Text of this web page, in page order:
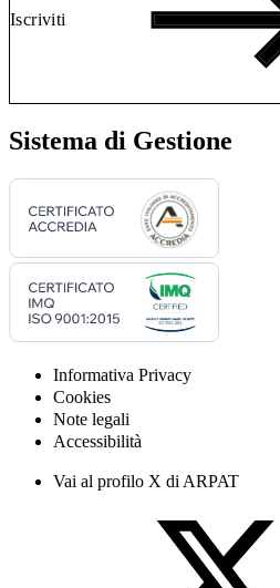
Iscriviti
Sistema di Gestione
Informativa Privacy
Cookies
Note legali
Accessibilità
Vai al profilo X di ARPAT